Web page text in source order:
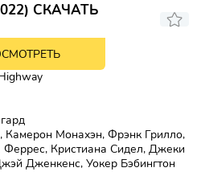
СКАЧАТЬ
СМОТРЕТЬ
Монахэн, Фрэнк Грилло,
Кристиана Сидел, Джеки
Дженкенс, Уокер Бэбингтон